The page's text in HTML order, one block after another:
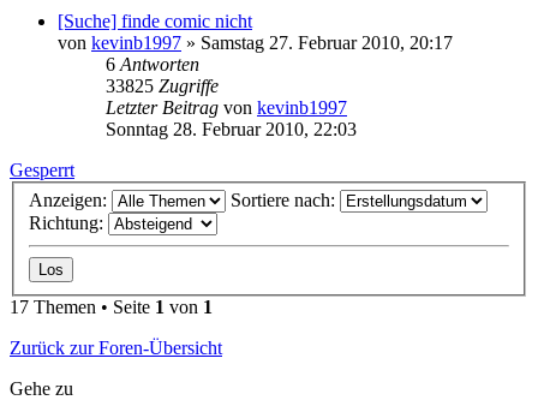
[Suche] finde comic nicht
von kevinb1997 » Samstag 27. Februar 2010, 20:17
6 Antworten
33825 Zugriffe
Letzter Beitrag von kevinb1997
Sonntag 28. Februar 2010, 22:03
Gesperrt
Anzeigen:
Sortiere nach:
Richtung:
17 Themen • Seite 1 von 1
Zurück zur Foren-Übersicht
Gehe zu